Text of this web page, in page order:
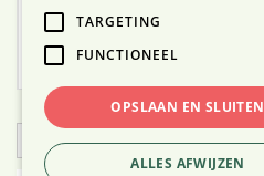
Open zoekfilter
TARGETING
FUNCTIONEEL
OPSLAAN EN SLUITEN
ALLES AFWIJZEN